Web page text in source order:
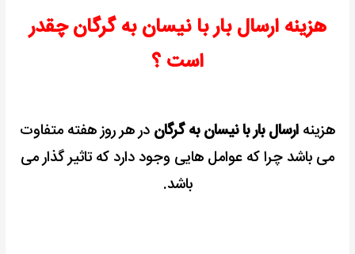
هزینه ارسال بار با نیسان به گرگان چقدر
است ؟
هزینه ارسال بار با نیسان به گرگان در هر روز هفته متفاوت
می باشد چرا که عوامل هایی وجود دارد که تاثیر گذار می
باشد.